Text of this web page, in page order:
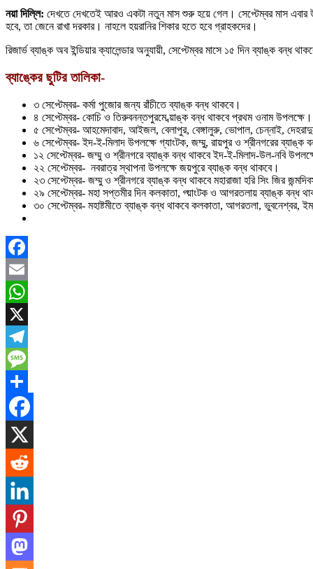
নয়া দিল্লি: দেখতে দেখতেই আরও একটা নতুন মাস শুরু হয়ে গেল। সেপ্টেম্বর মাস এবার
হবে, তা জেনে রাখা দরকার। নাহলে হয়রানির শিকার হতে হবে গ্রাহকদের।
রিজার্ভ ব্যাঙ্ক অব ইন্ডিয়ার ক্যালেন্ডার অনুযায়ী, সেপ্টেম্বর মাসে ১৫ দিন ব্যাঙ্ক বন্ধ
ব্যাঙ্কের ছুটির তালিকা-
৩ সেপ্টেম্বর- কর্মা পুজোর জন্য রাঁচীতে ব্যাঙ্ক বন্ধ থাকবে।
৪ সেপ্টেম্বর- কোচি ও তিরুবনন্তপুরমে ব্য়াঙ্ক বন্ধ থাকবে প্রথম ওনাম উপলক্ষে।
৫ সেপ্টেম্বর- আহমেদাবাদ, আইজল, বেলাপুর, বেঙ্গালুরু, ভোপাল, চেন্নাই,
৬ সেপ্টেম্বর- ইদ-ই-মিলাদ উপলক্ষে গ্যাংটক, জম্মু, রায়পুর ও শ্রীনগরের ব্যাঙ্ক
১২ সেপ্টেম্বর- জম্মু ও শ্রীনগরে ব্যাঙ্ক বন্ধ থাকবে ইদ-ই-মিলাদ-উল-নবি
২২ সেপ্টেম্বর- নবরাত্র স্থাপনা উপলক্ষে জয়পুরে ব্যাঙ্ক বন্ধ থাকবে।
২৩ সেপ্টেম্বর- জম্মু ও শ্রীনগরে ব্যাঙ্ক বন্ধ থাকবে মহারাজা হরি সিং জির
২৯ সেপ্টেম্বর- মহা সপ্তমীর দিন কলকাতা, গ্য়াংটক ও আগরতলায় ব্যাঙ্ক বন্ধ
৩০ সেপ্টেম্বর- মহাষ্টমীতে ব্যাঙ্ক বন্ধ থাকবে কলকাতা, আগরতলা, ভুবনেশ্বর,
Facebook
Email
WhatsApp
X
Telegram
Message
Share